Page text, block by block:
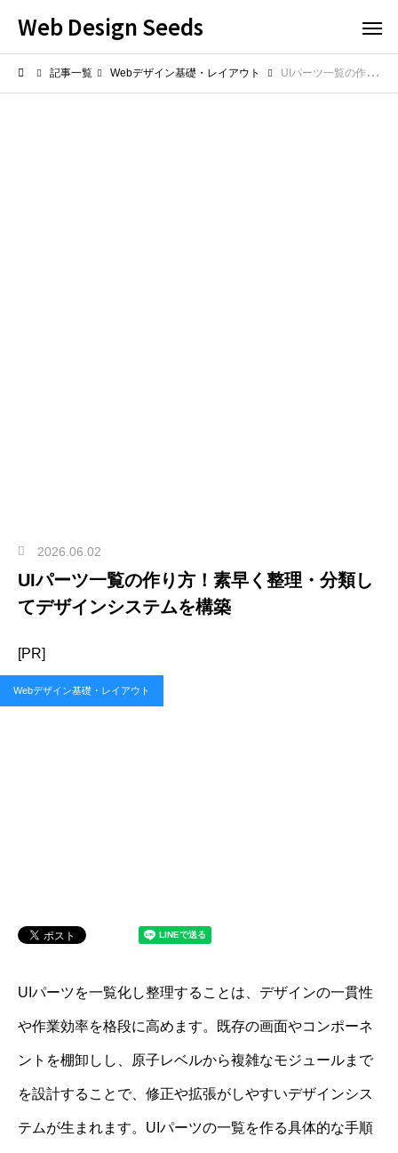
Web Design Seeds
記事一覧 Webデザイン基礎・レイアウト UIパーツ一覧の作り方！素早く整理・分類してデザインシステムを構築
2026.06.02
UIパーツ一覧の作り方！素早く整理・分類し
てデザインシステムを構築
[PR]
Webデザイン基礎・レイアウト
UIパーツを一覧化し整理することは、デザインの一貫性
や作業効率を格段に高めます。既存の画面やコンポーネ
ントを棚卸しし、原子レベルから複雑なモジュールまで
を設計することで、修正や拡張がしやすいデザインシス
テムが生まれます。UIパーツの一覧を作る具体的な手順